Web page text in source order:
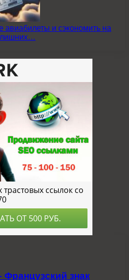
авиабилеты и сэкономить на
лишних…
знак